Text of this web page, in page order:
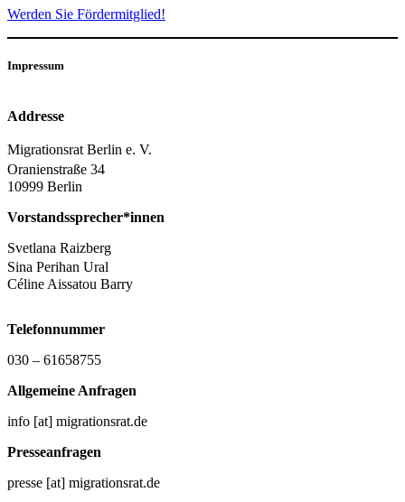
Werden Sie Fördermitglied!
Impressum
Addresse
Migrationsrat Berlin e. V.
Oranienstraße 34
10999 Berlin
Vorstandssprecher*innen
Svetlana Raizberg
Sina Perihan Ural
Céline Aissatou Barry
Telefonnummer
030 – 61658755
Allgemeine Anfragen
info [at] migrationsrat.de
Presseanfragen
presse [at] migrationsrat.de